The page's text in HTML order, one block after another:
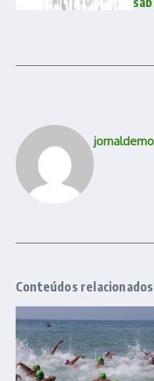
Conteúdos relacionados